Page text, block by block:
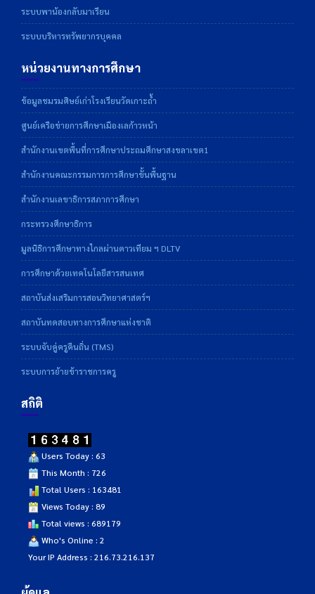
ระบบพาน้องกลับมาเรียน
ระบบบริหารทรัพยากรบุคคล
หน่วยงานทางการศึกษา
ข้อมูลชมรมศิษย์เก่าโรงเรียนวัดเกาะถ้ำ
ศูนย์เครือข่ายการศึกษาเมืองเลก้าวหน้า
สำนักงานเขตพื้นที่การศึกษาประถมศึกษาสงขลาเขต1
สำนักงานคณะกรรมการการศึกษาขั้นพื้นฐาน
สำนักงานเลขาธิการสภาการศึกษา
กระทรวงศึกษาธิการ
มูลนิธิการศึกษาทางไกลผ่านดาวเทียม ฯ DLTV
การศึกษาด้วยเทคโนโลยีสารสนเทศ
สถาบันส่งเสริมการสอนวิทยาศาสตร์ฯ
สถาบันทดสอบทางการศึกษาแห่งชาติ
ระบบจับคู่ครูคืนถิ่น (TMS)
ระบบการย้ายข้าราชการครู
สถิติ
Users Today : 63
This Month : 726
Total Users : 163481
Views Today : 89
Total views : 689179
Who's Online : 2
Your IP Address : 216.73.216.137